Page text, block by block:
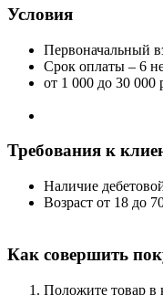
Условия
Первоначальный
Срок оплаты – 6
от 1 000 до 30 000
Требования к
Наличие
Возраст от 18 до
Как совершить
Положите товар в